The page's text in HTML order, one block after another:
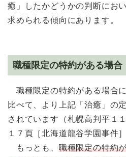
癒」したかどうかの判断にお
求められる傾向にあります。
職種限定の特約がある場合
職種限定の特約がある場合
比べて、より上記「治癒」の
されています（札幌高判平１
１７頁［北海道龍谷学園事件］
もっとも、 職種限定の特約